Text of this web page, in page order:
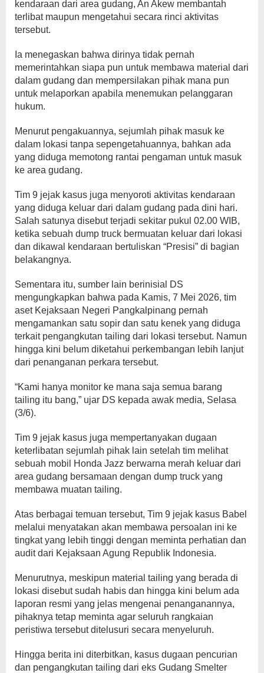
kendaraan dari area gudang, An Akew membantah
terlibat maupun mengetahui secara rinci aktivitas
tersebut.
Ia menegaskan bahwa dirinya tidak pernah
memerintahkan siapa pun untuk membawa material dari
dalam gudang dan mempersilakan pihak mana pun
untuk melaporkan apabila menemukan pelanggaran
hukum.
Menurut pengakuannya, sejumlah pihak masuk ke
dalam lokasi tanpa sepengetahuannya, bahkan ada
yang diduga memotong rantai pengaman untuk masuk
ke area gudang.
Tim 9 jejak kasus juga menyoroti aktivitas kendaraan
yang diduga keluar dari dalam gudang pada dini hari.
Salah satunya disebut terjadi sekitar pukul 02.00 WIB,
ketika sebuah dump truck bermuatan keluar dari lokasi
dan dikawal kendaraan bertuliskan “Presisi” di bagian
belakangnya.
Sementara itu, sumber lain berinisial DS
mengungkapkan bahwa pada Kamis, 7 Mei 2026, tim
aset Kejaksaan Negeri Pangkalpinang pernah
mengamankan satu sopir dan satu kenek yang diduga
terkait pengangkutan tailing dari lokasi tersebut. Namun
hingga kini belum diketahui perkembangan lebih lanjut
dari penanganan perkara tersebut.
“Kami hanya monitor ke mana saja semua barang
tailing itu bang,” ujar DS kepada awak media, Selasa
(3/6).
Tim 9 jejak kasus juga mempertanyakan dugaan
keterlibatan sejumlah pihak lain setelah tim melihat
sebuah mobil Honda Jazz berwarna merah keluar dari
area gudang bersamaan dengan dump truck yang
membawa muatan tailing.
Atas berbagai temuan tersebut, Tim 9 jejak kasus Babel
melalui menyatakan akan membawa persoalan ini ke
tingkat yang lebih tinggi dengan meminta perhatian dan
audit dari Kejaksaan Agung Republik Indonesia.
Menurutnya, meskipun material tailing yang berada di
lokasi disebut sudah habis dan hingga kini belum ada
laporan resmi yang jelas mengenai penanganannya,
pihaknya tetap meminta agar seluruh rangkaian
peristiwa tersebut ditelusuri secara menyeluruh.
Hingga berita ini diterbitkan, kasus dugaan pencurian
dan pengangkutan tailing dari eks Gudang Smelter